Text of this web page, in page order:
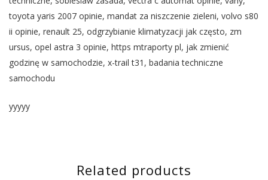
toyota yaris 2007 opinie, mandat za niszczenie zieleni, volvo s80
ii opinie, renault 25, odgrzybianie klimatyzacji jak często, zm
ursus, opel astra 3 opinie, https mtraporty pl, jak zmienić
godzinę w samochodzie, x-trail t31, badania techniczne
samochodu
yyyyy
Related products